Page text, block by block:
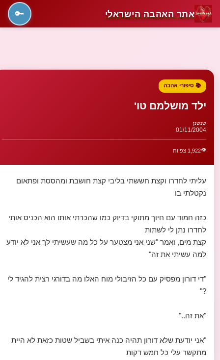
אתר האהבה הישראלי 🔑
📚 סיפורי אהבה
ילד מושלמם טו'
שנשנן
01/11/2004
👁️1,922 צפיות
עליתי לחדרו וקצת חששתי בליבי קצת חושבת ומהססת ופתאום
נקטלתי בו
כזה חמוד עם חיוך מתוקי בדיוק כמו שהכרתי אותו הוא הכניס אותי
לחדרו נתן לי לשתות
קצת מים, ואמר "שני אני מצטער על כל מה שעשיתי לך אני לא יודע
למה עשיתי את זה"
"די דורון מפסיק עם כל הזיבולי מוח האלו מה בדורגי רצית להגיד לי
?"
"את זה.."
"אני יודעת שלא דורון תהיה כנה איתי בשביל שטות כזאת לא היית
מתקשר עלי כל חמש דקות